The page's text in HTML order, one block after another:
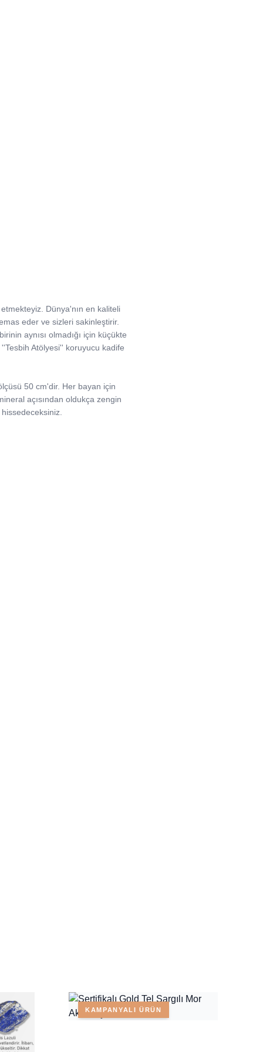
Dünya'nın en kaliteli
eder ve sizleri sakinleştirir.
aynısı olmadığı için küçükte
Atölyesi'' koruyucu kadife
50 cm'dir. Her bayan için
açısından oldukça zengin
KAMPANYALI ÜRÜN